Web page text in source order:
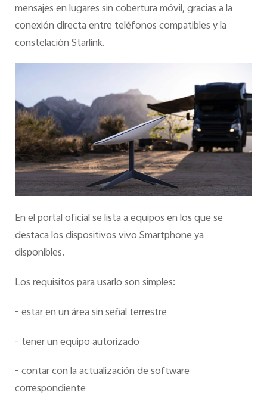
mensajes en lugares sin cobertura móvil, gracias a la
conexión directa entre teléfonos compatibles y la
constelación Starlink.
En el portal oficial se lista a equipos en los que se
destaca los dispositivos vivo Smartphone ya
disponibles.
Los requisitos para usarlo son simples:
- estar en un área sin señal terrestre
- tener un equipo autorizado
- contar con la actualización de software
correspondiente